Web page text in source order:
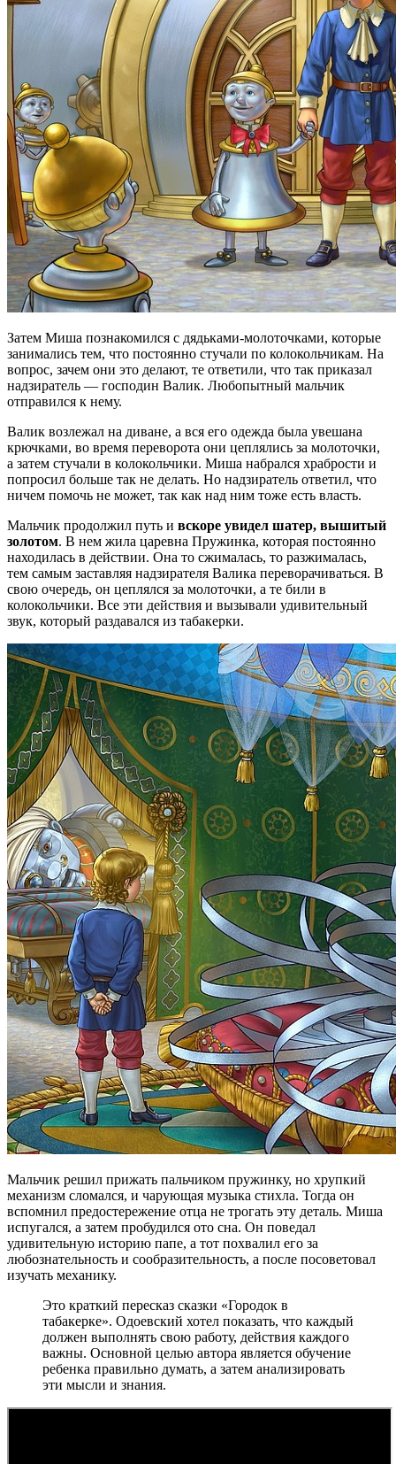
Затем Миша познакомился с дядьками-молоточками, которые
занимались тем, что постоянно стучали по колокольчикам. На
вопрос, зачем они это делают, те ответили, что так приказал
надзиратель — господин Валик. Любопытный мальчик
отправился к нему.
Валик возлежал на диване, а вся его одежда была увешана
крючками, во время переворота они цеплялись за молоточки,
а затем стучали в колокольчики. Миша набрался храбрости и
попросил больше так не делать. Но надзиратель ответил, что
ничем помочь не может, так как над ним тоже есть власть.
Мальчик продолжил путь и вскоре увидел шатер, вышитый
золотом. В нем жила царевна Пружинка, которая постоянно
находилась в действии. Она то сжималась, то разжималась,
тем самым заставляя надзирателя Валика переворачиваться. В
свою очередь, он цеплялся за молоточки, а те били в
колокольчики. Все эти действия и вызывали удивительный
звук, который раздавался из табакерки.
Мальчик решил прижать пальчиком пружинку, но хрупкий
механизм сломался, и чарующая музыка стихла. Тогда он
вспомнил предостережение отца не трогать эту деталь. Миша
испугался, а затем пробудился ото сна. Он поведал
удивительную историю папе, а тот похвалил его за
любознательность и сообразительность, а после посоветовал
изучать механику.
Это краткий пересказ сказки «Городок в
табакерке». Одоевский хотел показать, что каждый
должен выполнять свою работу, действия каждого
важны. Основной целью автора является обучение
ребенка правильно думать, а затем анализировать
эти мысли и знания.